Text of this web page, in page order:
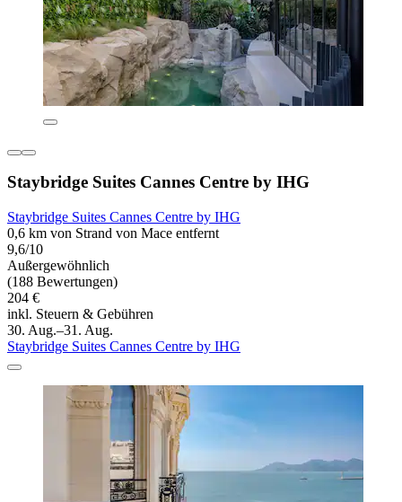
Staybridge Suites Cannes Centre by IHG
Staybridge Suites Cannes Centre by IHG
0,6 km von Strand von Mace entfernt
9,6/10
Außergewöhnlich
(188 Bewertungen)
204 €
inkl. Steuern & Gebühren
30. Aug.–31. Aug.
Staybridge Suites Cannes Centre by IHG